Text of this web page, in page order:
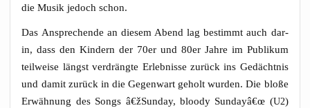
die Musik jedoch schon.
Das Anspre­chen­de an die­sem Abend lag bestimmt auch dar­
in, dass den Kin­dern der 70er und 80er Jah­re im Publi­kum
teil­wei­se längst ver­dräng­te Erleb­nis­se zurück ins Gedächt­nis
und damit zurück in die Gegen­wart geholt wur­den. Die blo­ße
Erwäh­nung des Songs â€žSunday, bloo­dy Sundayâ€œ (U2)